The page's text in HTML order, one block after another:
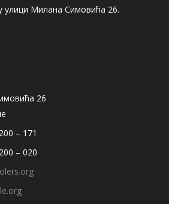
улици Милана Симовића 26.
26
– 171
– 020